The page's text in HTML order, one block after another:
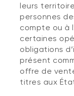
leurs
personnes
compte ou à
certaines
obligations
présent
offre de
titres aux